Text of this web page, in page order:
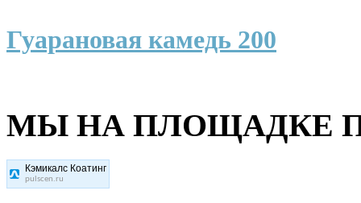
Гуарановая камедь 200
МЫ НА ПЛОЩАДКЕ
Кэмикалс Коатинг
pulscen.ru